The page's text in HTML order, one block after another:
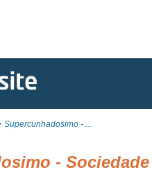
Supercunhadosimo - ...
-